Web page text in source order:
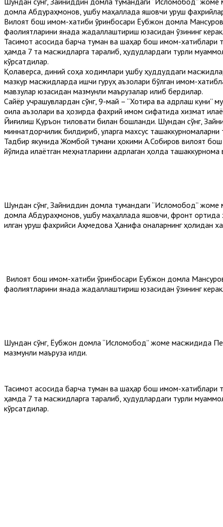
домла Абдураҳмонов, ушбу маҳаллада яшовчи уруш
Вилоят бош имом-хатиби ўринбосари Ёқубжон домла
фаолиятларини янада жадаллаштириш юзасидан ўзининг
Тақсимот асосида барча туман ва шаҳар бош имом-
ҳамда 7 та масжидларга тарқалиб, ҳудудлардаги турли
кўрсатдилар.
Қолаверса, диний соҳа ходимлари ушбу ҳуддуддаги
мазкур масжидларда ишчи гуруҳ аъзолари бўлган имом-
мавзулар юзасидан мазмунли маърузалар қилиб бердилар.
Сайёр учрашувлардан сўнг, 9-май – “Хотира ва қадрлаш куни”
оила аъзолари ва ҳозирда фахрий имом сифатида хизмат
Йиғилиш Қуръон тиловати билан бошланди. Шундан сўнг,
миннатдорчилик билдириб, уларга махсус ташаккурномаларни
Тадбир якунида Жомбой тумани ҳокими А.Собиров вилоят
йўлида қилаётган меҳнатларини қадрлаган ҳолда
Шундан сўнг, Зайниддин домла тумандаги “Исломобод” жоме
домла Абдураҳмонов, ушбу маҳаллада яшовчи, фронт ортида
қилган уруш фахрийси Аҳмедова Ҳанифа оналарнинг ҳолидан
Вилоят бош имом-хатиби ўринбосари Ёқубжон домла
фаолиятларини янада жадаллаштириш юзасидан ўзининг
Шундан сўнг, Ёқубжон домла “Исломобод” жоме масжидида
мазмунли маъруза қилди.
Тақсимот асосида барча туман ва шаҳар бош имом-
ҳамда 7 та масжидларга тарқалиб, ҳудудлардаги турли
кўрсатдилар.